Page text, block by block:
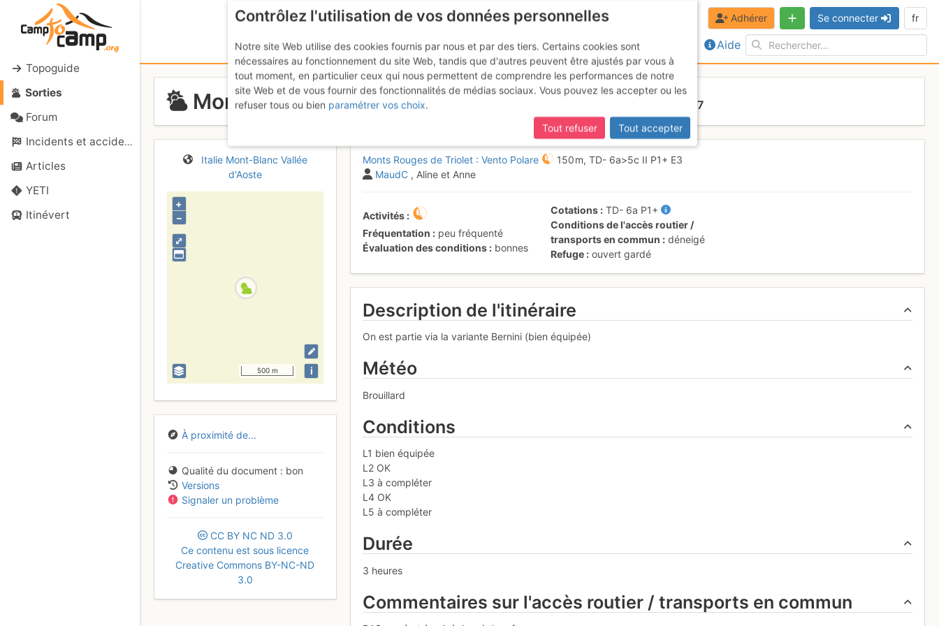
Topoguide
Sorties
Forum
Incidents et accidents
Articles
YETI
Itinévert
Aide
Adhérer Se connecter fr
Monts Rouges de Triolet : Vento Polaire Mardi 18 juillet 2017
Italie Mont-Blanc Vallée
d'Aoste
⤢
+
–
500 m i
À proximité de...
Qualité du document
bon
Versions
Signaler un problème
CC BY NC ND 3.0
Ce contenu est sous licence
Creative Commons BY-NC-ND
3.0
Monts Rouges de Triolet : Vento Polare 150 m,TD- 6a>5c II P1+ E3
MaudC , Aline et Anne
Activités
Fréquentation
peu fréquenté
Évaluation des conditions
bonnes
Cotations TD- 6a P1+
Conditions de l'accès routier /
transports en commun
déneigé
Refuge
ouvert gardé
Description de l'itinéraire
On est partie via la variante Bernini (bien équipée)
Météo
Brouillard
Conditions
L1 bien équipée
L2 OK
L3 à compléter
L4 OK
L5 à compléter
Durée
3 heures
Commentaires sur l'accès routier / transports en commun
Contrôlez l'utilisation de vos données personnelles
Notre site Web utilise des cookies fournis par nous et par des tiers. Certains cookies sont
nécessaires au fonctionnement du site Web, tandis que d'autres peuvent être ajustés par vous à
tout moment, en particulier ceux qui nous permettent de comprendre les performances de notre
site Web et de vous fournir des fonctionnalités de médias sociaux. Vous pouvez les accepter ou les
refuser tous ou bien paramétrer vos choix.
Tout refuser
Tout accepter